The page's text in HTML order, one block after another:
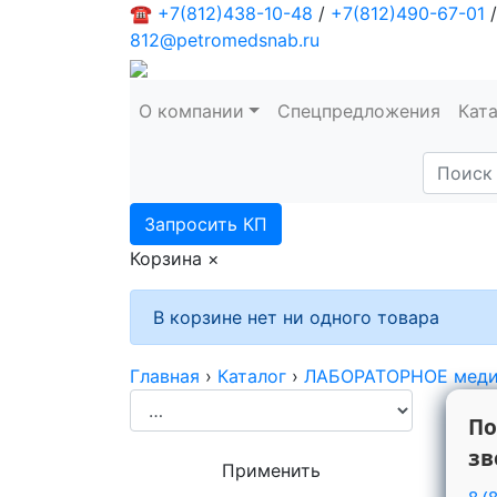
☎ +7(812)438-10-48 / +7(812)490-67-01 /
812@petromedsnab.ru
О компании Спецпредложения
Запросить КП
Корзина ×
В корзине нет ни одного товара
Главная › Каталог › ЛАБОРАТОРНОЕ
Применить